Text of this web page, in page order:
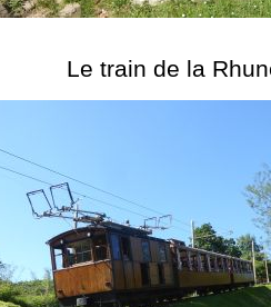
Le train de la